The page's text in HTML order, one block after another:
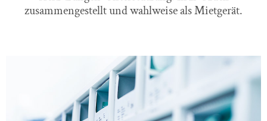
zusammengestellt und wahlweise als Mietgerät.